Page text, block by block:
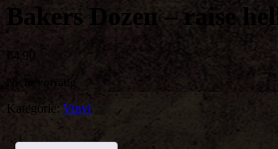
Bakers Dozen – raise hell
4,90
Nicht vorrätig
Kategorie: Vinyl